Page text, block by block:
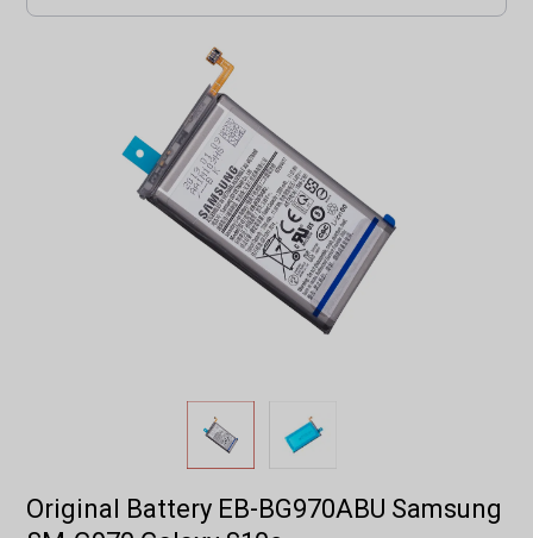
Original Battery EB-BG970ABU Samsung